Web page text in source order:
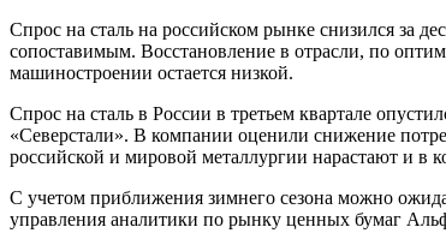
Спрос на сталь на российском рынке снизился за
сопоставимым. Восстановление в отрасли, по
машиностроении остается низкой.
Спрос на сталь в России в третьем квартале
«Северстали». В компании оценили снижение
российской и мировой металлургии нарастают и в
С учетом приближения зимнего сезона можно
управления аналитики по рынку ценных бумаг